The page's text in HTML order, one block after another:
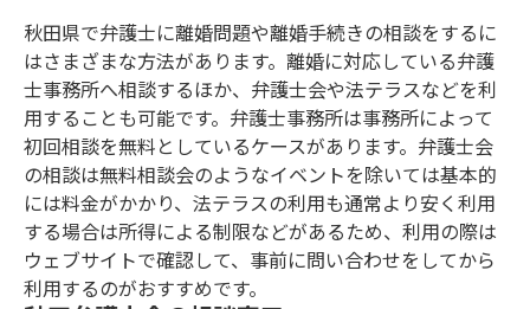
秋田県で弁護士に離婚問題や離婚手続きの相談をするに
はさまざまな方法があります。離婚に対応している弁護
士事務所へ相談するほか、弁護士会や法テラスなどを利
用することも可能です。弁護士事務所は事務所によって
初回相談を無料としているケースがあります。弁護士会
の相談は無料相談会のようなイベントを除いては基本的
には料金がかかり、法テラスの利用も通常より安く利用
する場合は所得による制限などがあるため、利用の際は
ウェブサイトで確認して、事前に問い合わせをしてから
利用するのがおすすめです。